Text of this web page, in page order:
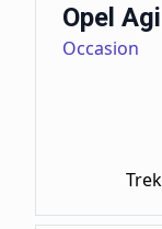
Opel
Occasion